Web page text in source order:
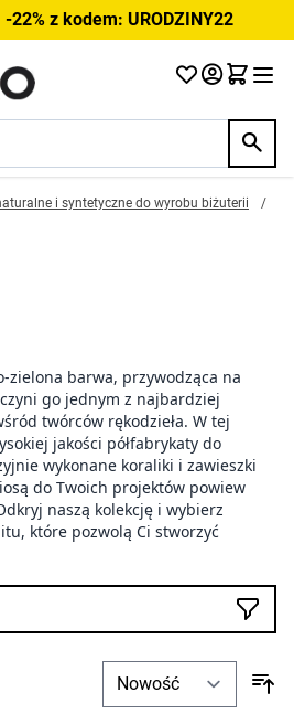
22% z kodem: URODZINY22
i syntetyczne do wyrobu biżuterii
/
zielona barwa, przywodząca na
go jednym z najbardziej
twórców rękodzieła. W tej
jakości półfabrykaty do
wykonane koraliki i zawieszki
do Twoich projektów powiew
naszą kolekcję i wybierz
które pozwolą Ci stworzyć